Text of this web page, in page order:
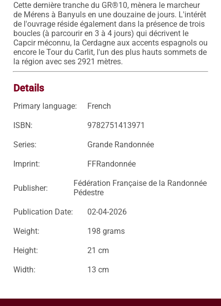
Cette dernière tranche du GR®10, mènera le marcheur
de Mérens à Banyuls en une douzaine de jours. L'intérêt
de l'ouvrage réside également dans la présence de trois
boucles (à parcourir en 3 à 4 jours) qui décrivent le
Capcir méconnu, la Cerdagne aux accents espagnols ou
encore le Tour du Carlit, l'un des plus hauts sommets de
Details
Primary language: French
ISBN: 9782751413971
Series: Grande Randonnée
Imprint: FFRandonnée
Publisher:
Fédération Française de la Randonnée
Pédestre
Publication Date: 02-04-2026
Weight: 198 grams
Height: 21 cm
Width: 13 cm